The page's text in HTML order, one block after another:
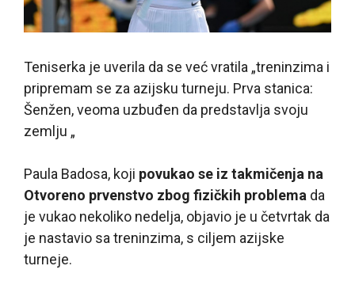
Teniserka je uverila da se već vratila „treninzima i
pripremam se za azijsku turneju. Prva stanica:
Šenžen, veoma uzbuđen da predstavlja svoju
zemlju „
Paula Badosa, koji povukao se iz takmičenja na
Otvoreno prvenstvo zbog fizičkih problema da
je vukao nekoliko nedelja, objavio je u četvrtak da
je nastavio sa treninzima, s ciljem azijske
turneje.